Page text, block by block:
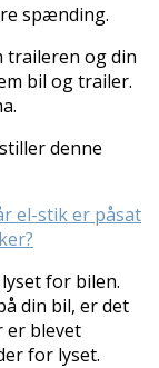
spænding.
traileren og din
bil og trailer.
denne
el-stik er påsat
for bilen.
din bil, er det
er blevet
for lyset.